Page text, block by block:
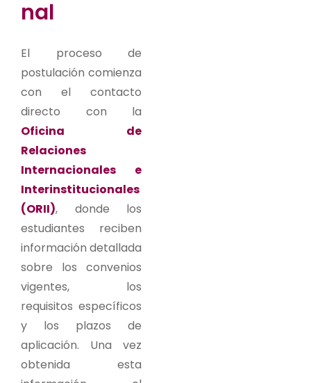
nal
El proceso de
postulación comienza
con el contacto
directo con la
Oficina de
Relaciones
Internacionales e
Interinstitucionales
(ORII), donde los
estudiantes reciben
información detallada
sobre los convenios
vigentes, los
requisitos específicos
y los plazos de
aplicación. Una vez
obtenida esta